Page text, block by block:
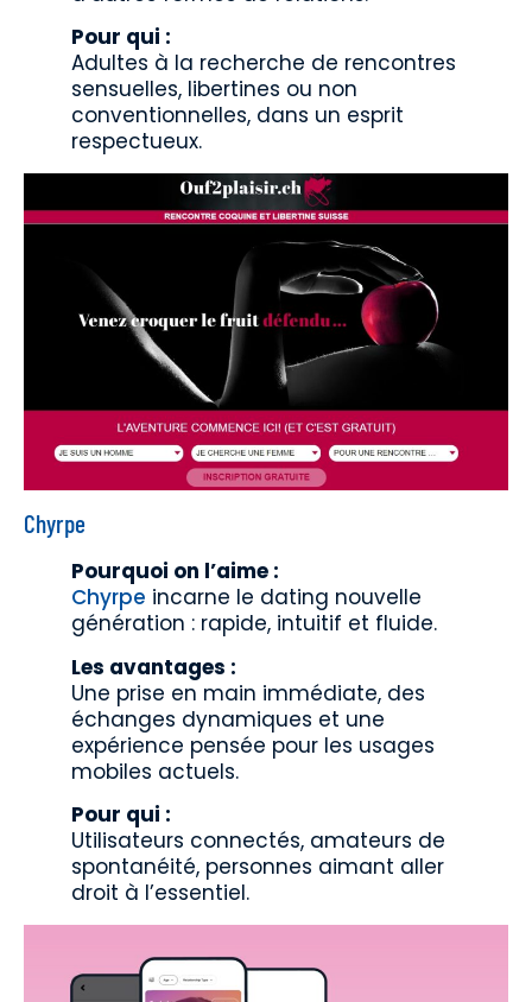
Pour qui :
Adultes à la recherche de rencontres
sensuelles, libertines ou non
conventionnelles, dans un esprit
respectueux.
Chyrpe
Pourquoi on l’aime :
Chyrpe incarne le dating nouvelle
génération : rapide, intuitif et fluide.
Les avantages :
Une prise en main immédiate, des
échanges dynamiques et une
expérience pensée pour les usages
mobiles actuels.
Pour qui :
Utilisateurs connectés, amateurs de
spontanéité, personnes aimant aller
droit à l’essentiel.